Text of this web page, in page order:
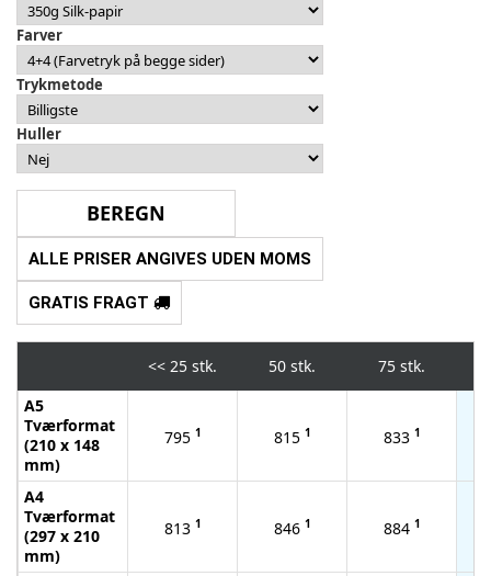
Farver
Trykmetode
Huller
ALLE PRISER ANGIVES UDEN MOMS
GRATIS FRAGT
<< 25 stk. 50 stk. 75 stk.
A5
Tværformat
(210 x 148
mm)
795 1 815 1 833 1
A4
Tværformat
(297 x 210
mm)
813 1 846 1 884 1